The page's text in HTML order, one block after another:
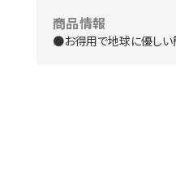
商品情報
●お得用で地球に優しい